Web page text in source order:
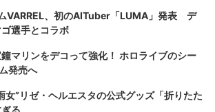
VARREL、初のAITuber「LUMA」発表 デ
選手とコラボ
マリンをデコって強化！ ホロライブのシー
発売へ
女”リゼ・ヘルエスタの公式グッズ「折りたた
る